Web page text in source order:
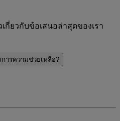
กี่ยวกับข้อเสนอล่าสุดของเรา
การความช่วยเหลือ?